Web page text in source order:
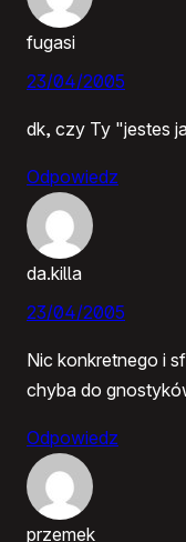
fugasi
23/04/2005
dk, czy Ty "jestes
Odpowiedz
da.killa
23/04/2005
Nic konkretnego i
chyba do
Odpowiedz
przemek